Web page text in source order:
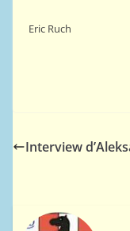
Eric Ruch
Interview